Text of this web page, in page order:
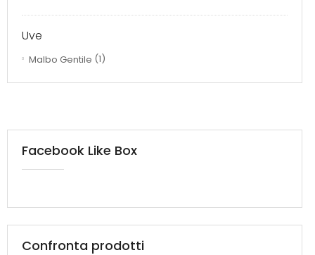
Uve
Malbo Gentile (1)
Facebook Like Box
Confronta prodotti